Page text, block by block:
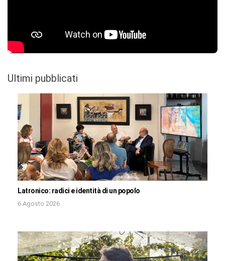
Ultimi pubblicati
Latronico: radici e identità di un popolo
6 Agosto 2026